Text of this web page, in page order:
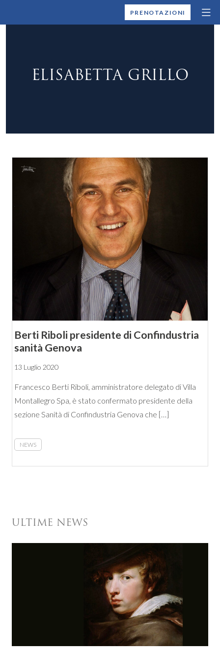
MONTALLEGROPRENOTAZIONI
ELISABETTA GRILLO
Berti Riboli presidente di Confindustria
sanità Genova
13 Luglio 2020
Francesco Berti Riboli, amministratore delegato di Villa
Montallegro Spa, è stato confermato presidente della
sezione Sanità di Confindustria Genova che […]
NEWS
ULTIME NEWS